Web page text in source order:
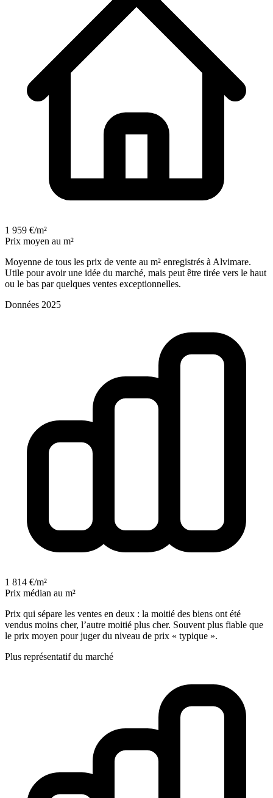
1 959 €/m²
Prix moyen au m²
Moyenne de tous les prix de vente au m² enregistrés à Alvimare.
Utile pour avoir une idée du marché, mais peut être tirée vers le haut
ou le bas par quelques ventes exceptionnelles.
Données 2025
1 814 €/m²
Prix médian au m²
Prix qui sépare les ventes en deux : la moitié des biens ont été
vendus moins cher, l’autre moitié plus cher. Souvent plus fiable que
le prix moyen pour juger du niveau de prix « typique ».
Plus représentatif du marché